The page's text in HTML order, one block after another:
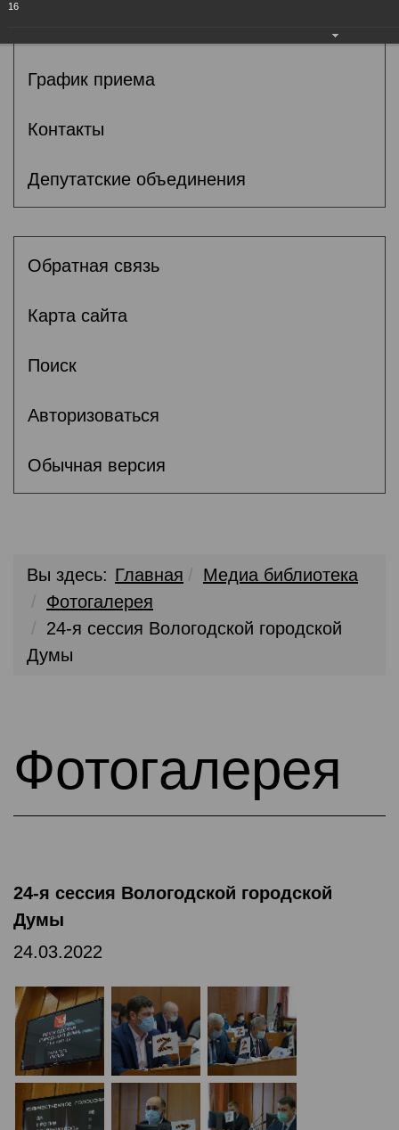
График приема
Контакты
Депутатские объединения
Обратная связь
Карта сайта
Поиск
Авторизоваться
Обычная версия
Вы здесь: Главная
Медиа библиотека
Фотогалерея
24-я сессия Вологодской городской
Думы
Фотогалерея
24-я сессия Вологодской городской
Думы
24.03.2022
16